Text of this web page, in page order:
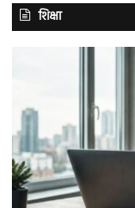
शिक्षा